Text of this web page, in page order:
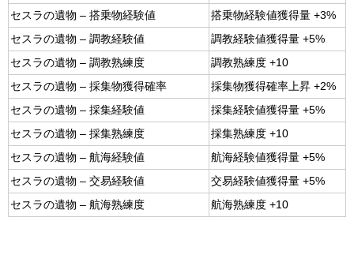
セスラの遺物 – 搭乗物経験値
搭乗物経験値獲得量 +3%
セスラの遺物 – 調教経験値
調教経験値獲得量 +5%
セスラの遺物 – 調教熟練度
調教熟練度 +10
セスラの遺物 – 採集物獲得確率
採集物獲得確率上昇 +2%
セスラの遺物 – 採集経験値
採集経験値獲得量 +5%
セスラの遺物 – 採集熟練度
採集熟練度 +10
セスラの遺物 – 航海経験値
航海経験値獲得量 +5%
セスラの遺物 – 交易経験値
交易経験値獲得量 +5%
セスラの遺物 – 航海熟練度
航海熟練度 +10